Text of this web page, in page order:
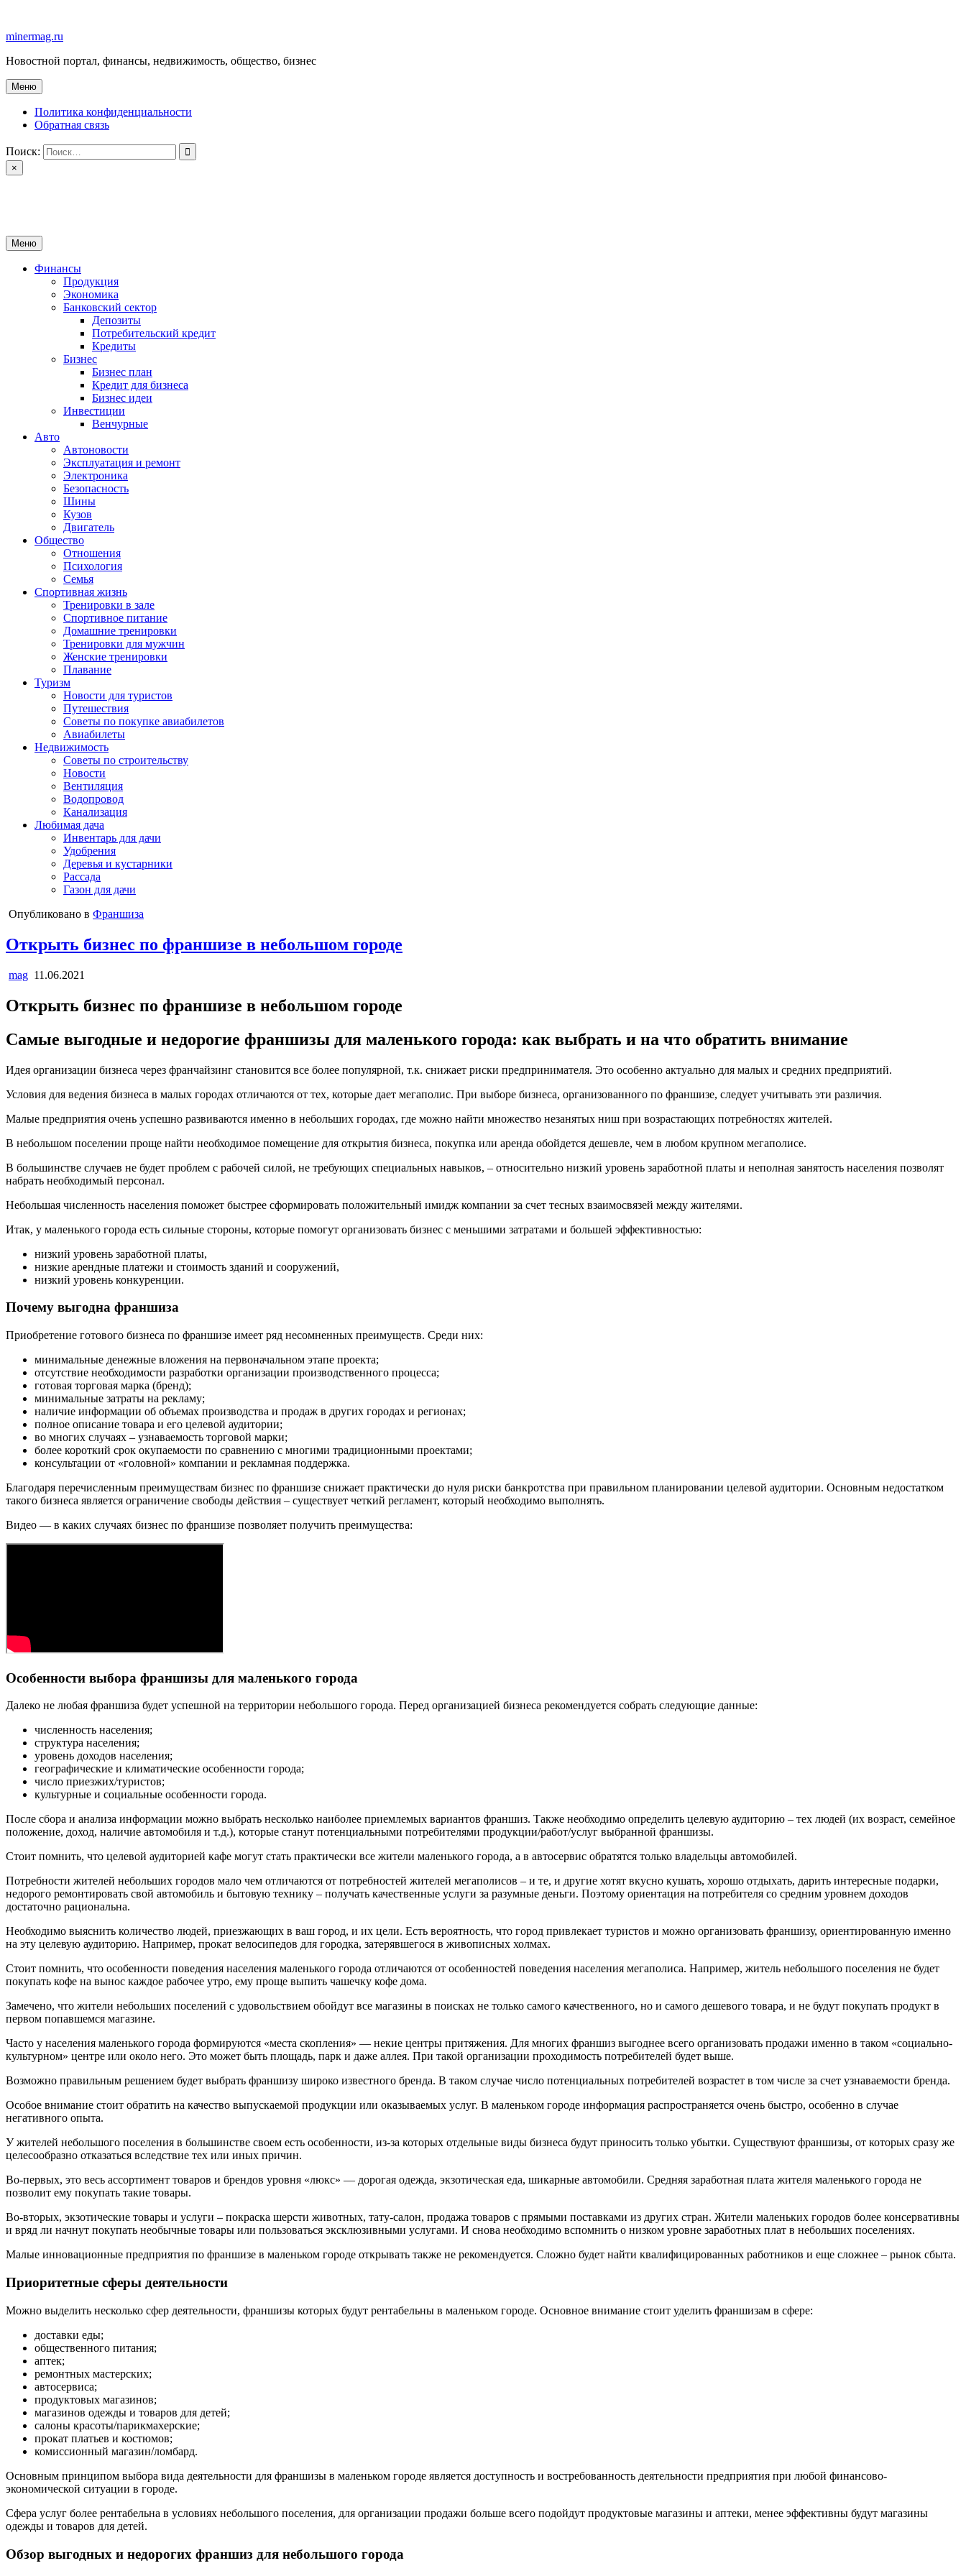
содержимому
minermag.ru
Новостной портал, финансы, недвижимость, общество, бизнес
Меню
Политика конфиденциальности
Обратная связь
Поиск:
×
Меню
Финансы
Продукция
Экономика
Банковский сектор
Депозиты
Потребительский кредит
Кредиты
Бизнес
Бизнес план
Кредит для бизнеса
Бизнес идеи
Инвестиции
Венчурные
Авто
Автоновости
Эксплуатация и ремонт
Электроника
Безопасность
Шины
Кузов
Двигатель
Общество
Отношения
Психология
Семья
Спортивная жизнь
Тренировки в зале
Спортивное питание
Домашние тренировки
Тренировки для мужчин
Женские тренировки
Плавание
Туризм
Новости для туристов
Путешествия
Советы по покупке авиабилетов
Авиабилеты
Недвижимость
Советы по строительству
Новости
Вентиляция
Водопровод
Канализация
Любимая дача
Инвентарь для дачи
Удобрения
Деревья и кустарники
Рассада
Газон для дачи
Опубликовано в Франшиза
Открыть бизнес по франшизе в небольшом городе
mag 11.06.2021
Открыть бизнес по франшизе в небольшом городе
Самые выгодные и недорогие франшизы для маленького города: как выбрать и на что обратить внимание
Идея организации бизнеса через франчайзинг становится все более популярной, т.к. снижает риски предпринимателя. Это особенно актуально для малых и средних предприятий.
Условия для ведения бизнеса в малых городах отличаются от тех, которые дает мегаполис. При выборе бизнеса, организованного по франшизе, следует учитывать эти различия.
Малые предприятия очень успешно развиваются именно в небольших городах, где можно найти множество незанятых ниш при возрастающих потребностях жителей.
В небольшом поселении проще найти необходимое помещение для открытия бизнеса, покупка или аренда обойдется дешевле, чем в любом крупном мегаполисе.
В большинстве случаев не будет проблем с рабочей силой, не требующих специальных навыков, – относительно низкий уровень заработной платы и неполная занятость населения позволят
набрать необходимый персонал.
Небольшая численность населения поможет быстрее сформировать положительный имидж компании за счет тесных взаимосвязей между жителями.
Итак, у маленького города есть сильные стороны, которые помогут организовать бизнес с меньшими затратами и большей эффективностью:
низкий уровень заработной платы,
низкие арендные платежи и стоимость зданий и сооружений,
низкий уровень конкуренции.
Почему выгодна франшиза
Приобретение готового бизнеса по франшизе имеет ряд несомненных преимуществ. Среди них:
минимальные денежные вложения на первоначальном этапе проекта;
отсутствие необходимости разработки организации производственного процесса;
готовая торговая марка (бренд);
минимальные затраты на рекламу;
наличие информации об объемах производства и продаж в других городах и регионах;
полное описание товара и его целевой аудитории;
во многих случаях – узнаваемость торговой марки;
более короткий срок окупаемости по сравнению с многими традиционными проектами;
консультации от «головной» компании и рекламная поддержка.
Благодаря перечисленным преимуществам бизнес по франшизе снижает практически до нуля риски банкротства при правильном планировании целевой аудитории. Основным недостатком
такого бизнеса является ограничение свободы действия – существует четкий регламент, который необходимо выполнять.
Видео — в каких случаях бизнес по франшизе позволяет получить преимущества:
Особенности выбора франшизы для маленького города
Далеко не любая франшиза будет успешной на территории небольшого города. Перед организацией бизнеса рекомендуется собрать следующие данные:
численность населения;
структура населения;
уровень доходов населения;
географические и климатические особенности города;
число приезжих/туристов;
культурные и социальные особенности города.
После сбора и анализа информации можно выбрать несколько наиболее приемлемых вариантов франшиз. Также необходимо определить целевую аудиторию – тех людей (их возраст, семейное
положение, доход, наличие автомобиля и т.д.), которые станут потенциальными потребителями продукции/работ/услуг выбранной франшизы.
Стоит помнить, что целевой аудиторией кафе могут стать практически все жители маленького города, а в автосервис обратятся только владельцы автомобилей.
Потребности жителей небольших городов мало чем отличаются от потребностей жителей мегаполисов – и те, и другие хотят вкусно кушать, хорошо отдыхать, дарить интересные подарки,
недорого ремонтировать свой автомобиль и бытовую технику – получать качественные услуги за разумные деньги. Поэтому ориентация на потребителя со средним уровнем доходов
достаточно рациональна.
Необходимо выяснить количество людей, приезжающих в ваш город, и их цели. Есть вероятность, что город привлекает туристов и можно организовать франшизу, ориентированную именно
на эту целевую аудиторию. Например, прокат велосипедов для городка, затерявшегося в живописных холмах.
Стоит помнить, что особенности поведения населения маленького города отличаются от особенностей поведения населения мегаполиса. Например, житель небольшого поселения не будет
покупать кофе на вынос каждое рабочее утро, ему проще выпить чашечку кофе дома.
Замечено, что жители небольших поселений с удовольствием обойдут все магазины в поисках не только самого качественного, но и самого дешевого товара, и не будут покупать продукт в
первом попавшемся магазине.
Часто у населения маленького города формируются «места скопления» — некие центры притяжения. Для многих франшиз выгоднее всего организовать продажи именно в таком «социально-
культурном» центре или около него. Это может быть площадь, парк и даже аллея. При такой организации проходимость потребителей будет выше.
Возможно правильным решением будет выбрать франшизу широко известного бренда. В таком случае число потенциальных потребителей возрастет в том числе за счет узнаваемости бренда.
Особое внимание стоит обратить на качество выпускаемой продукции или оказываемых услуг. В маленьком городе информация распространяется очень быстро, особенно в случае
негативного опыта.
У жителей небольшого поселения в большинстве своем есть особенности, из-за которых отдельные виды бизнеса будут приносить только убытки. Существуют франшизы, от которых сразу же
целесообразно отказаться вследствие тех или иных причин.
Во-первых, это весь ассортимент товаров и брендов уровня «люкс» — дорогая одежда, экзотическая еда, шикарные автомобили. Средняя заработная плата жителя маленького города не
позволит ему покупать такие товары.
Во-вторых, экзотические товары и услуги – покраска шерсти животных, тату-салон, продажа товаров с прямыми поставками из других стран. Жители маленьких городов более консервативны
и вряд ли начнут покупать необычные товары или пользоваться эксклюзивными услугами. И снова необходимо вспомнить о низком уровне заработных плат в небольших поселениях.
Малые инновационные предприятия по франшизе в маленьком городе открывать также не рекомендуется. Сложно будет найти квалифицированных работников и еще сложнее – рынок сбыта.
Приоритетные сферы деятельности
Можно выделить несколько сфер деятельности, франшизы которых будут рентабельны в маленьком городе. Основное внимание стоит уделить франшизам в сфере:
доставки еды;
общественного питания;
аптек;
ремонтных мастерских;
автосервиса;
продуктовых магазинов;
магазинов одежды и товаров для детей;
салоны красоты/парикмахерские;
прокат платьев и костюмов;
комиссионный магазин/ломбард.
Основным принципом выбора вида деятельности для франшизы в маленьком городе является доступность и востребованность деятельности предприятия при любой финансово-
экономической ситуации в городе.
Сфера услуг более рентабельна в условиях небольшого поселения, для организации продажи больше всего подойдут продуктовые магазины и аптеки, менее эффективны будут магазины
одежды и товаров для детей.
Обзор выгодных и недорогих франшиз для небольшого города